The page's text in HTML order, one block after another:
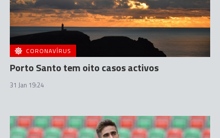
CORONAVÍRUS
Porto Santo tem oito casos activos
31 Jan 19:24